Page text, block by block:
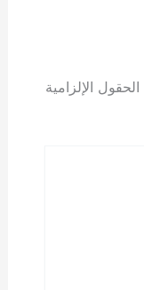
الحقول الإلزامية